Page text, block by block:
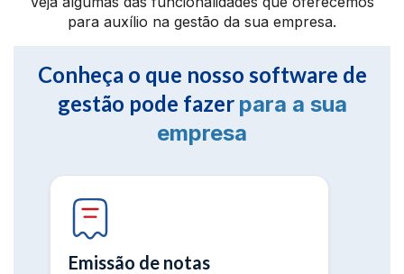
para auxílio na gestão da sua empresa.
Conheça o que nosso software de
gestão pode fazer para a sua
empresa
Emissão de notas